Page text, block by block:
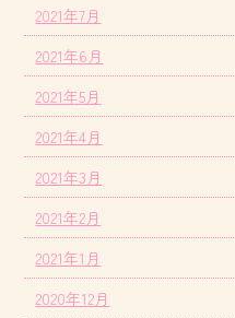
2021年7月
2021年6月
2021年5月
2021年4月
2021年3月
2021年2月
2021年1月
2020年12月